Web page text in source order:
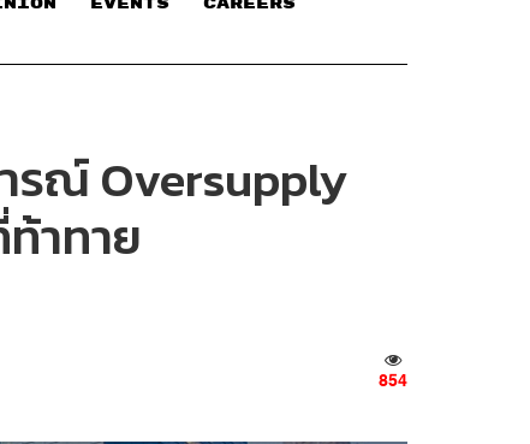
รณ์ Oversupply
าทาย
854